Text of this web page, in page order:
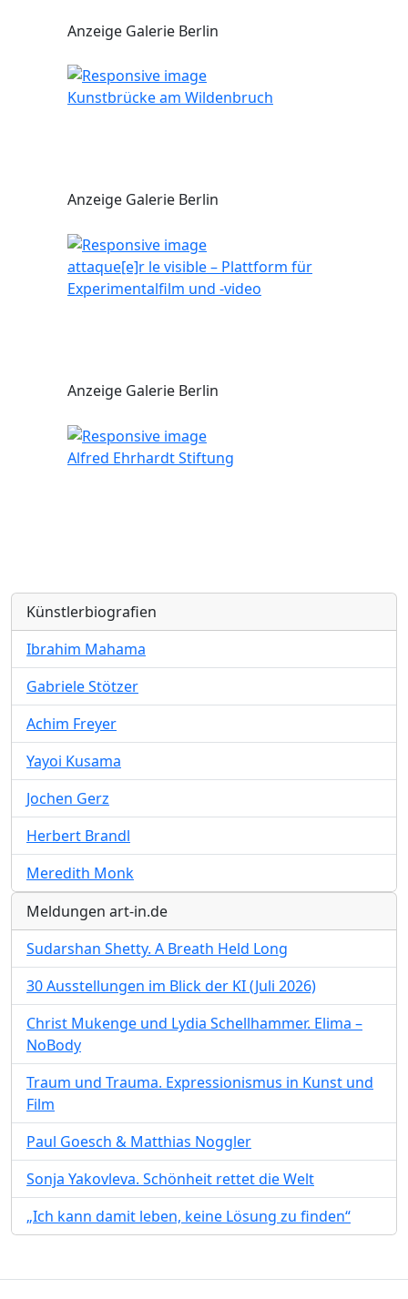
Anzeige Galerie Berlin
Kunstbrücke am Wildenbruch
Anzeige Galerie Berlin
attaque[e]r le visible – Plattform für
Experimentalfilm und -video
Anzeige Galerie Berlin
Alfred Ehrhardt Stiftung
Künstlerbiografien
Ibrahim Mahama
Gabriele Stötzer
Achim Freyer
Yayoi Kusama
Jochen Gerz
Herbert Brandl
Meredith Monk
Meldungen art-in.de
Sudarshan Shetty. A Breath Held Long
30 Ausstellungen im Blick der KI (Juli 2026)
Christ Mukenge und Lydia Schellhammer. Elima –
NoBody
Traum und Trauma. Expressionismus in Kunst und
Film
Paul Goesch & Matthias Noggler
Sonja Yakovleva. Schönheit rettet die Welt
„Ich kann damit leben, keine Lösung zu finden“